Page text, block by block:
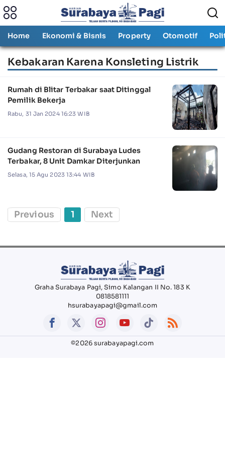
Home Ekonomi & Bisnis Property Otomotif
Kebakaran Karena Konsleting Listrik
Rumah di Blitar Terbakar saat Ditinggal
Pemilik Bekerja
Rabu, 31 Jan 2024 16:23 WIB
Gudang Restoran di Surabaya Ludes
Terbakar, 8 Unit Damkar Diterjunkan
Selasa, 15 Agu 2023 13:44 WIB
Previous 1 Next
Graha Surabaya Pagi, Simo Kalangan II No. 183 K
0818581111
hsurabayapagi@gmail.com
©2026 surabayapagi.com